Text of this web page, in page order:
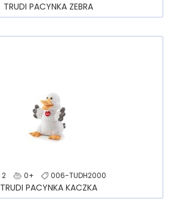
TRUDI PACYNKA ZEBRA
2 0+ 006-TUDH2000
TRUDI PACYNKA KACZKA